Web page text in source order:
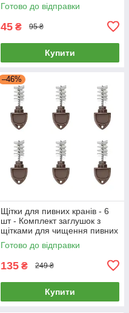
Готово до відправки
45 ₴ 95 ₴
Купити
–46%
Щітки для пивних кранів - 6
шт - Комплект заглушок з
щітками для чищення пивних
кранів - brown
Готово до відправки
135 ₴ 249 ₴
Купити